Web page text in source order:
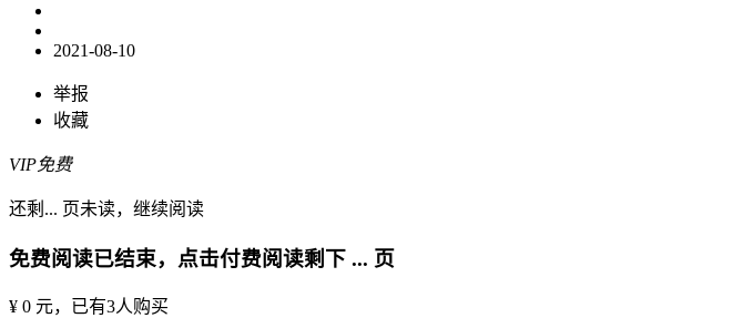
2021-08-10
举报
收藏
VIP免费
还剩 ... 页未读， 继续阅读
免费阅读已结束，点击付费阅读剩下 ... 页
¥ 0 元，已有3人购买